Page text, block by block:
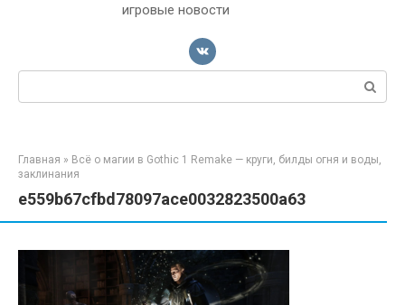
игровые новости
Поиск:
Главная » Всё о магии в Gothic 1 Remake — круги, билды огня и воды,
заклинания
e559b67cfbd78097ace0032823500a63